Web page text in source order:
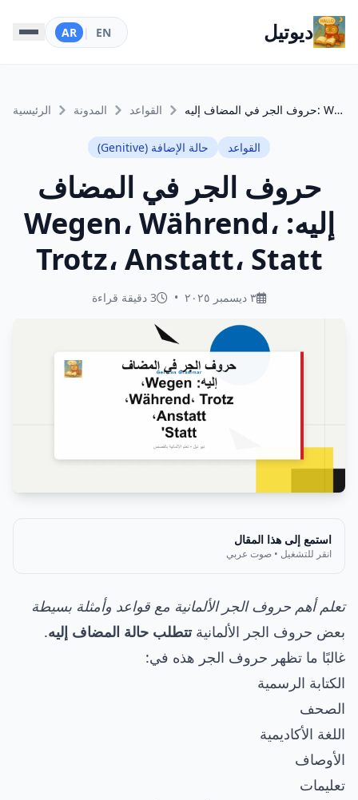
ديوتيل EN
|
AR
الرئيسية المدونة القواعد حروف الجر في المضاف إليه: Wegen، Während، Trotz، Anstatt، Statt
القواعد حالة الإضافة (Genitive)
حروف الجر في المضاف
إليه: Wegen، Während،
Trotz، Anstatt، Statt
٣ ديسمبر ٢٠٢٥ • 3 دقيقة قراءة
استمع إلى هذا المقال
انقر للتشغيل • صوت عربي
تعلم أهم حروف الجر الألمانية مع قواعد وأمثلة بسيطة
بعض حروف الجر الألمانيةتتطلب حالة المضاف إليه.
غالبًا ما تظهر حروف الجر هذه في:
الكتابة الرسمية
الصحف
اللغة الأكاديمية
الأوصاف
تعليمات